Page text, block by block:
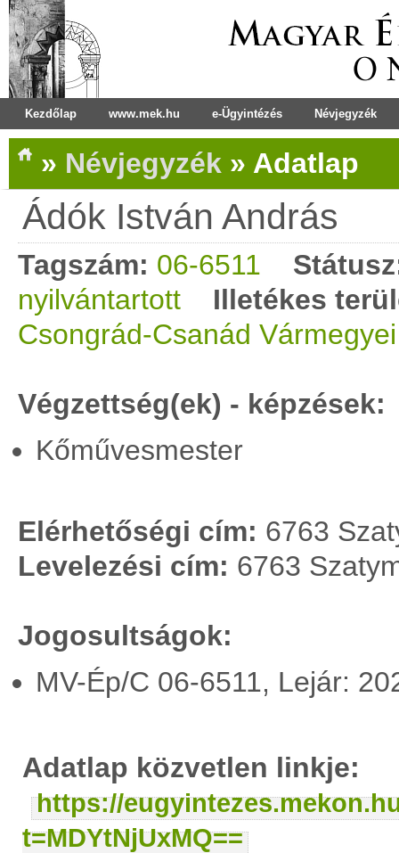
Kezdőlap www.mek.hu e-Ügyintézés Névjegyzék
» Névjegyzék » Adatlap
Ádók István András
Tagszám: 06-6511
nyilvántartott
Illetékes
Csongrád-Csanád
Végzettség(ek) - képzések:
Kőművesmester
Elérhetőségi cím: 6763
Levelezési cím: 6763
Jogosultságok:
MV-Ép/C 06-6511, Lejár:
Adatlap közvetlen linkje:
https://
t=MDYtNjUxMQ==